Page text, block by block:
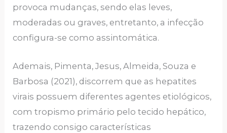
provoca mudanças, sendo elas leves,
moderadas ou graves, entretanto, a infecção
configura-se como assintomática.
Ademais, Pimenta, Jesus, Almeida, Souza e
Barbosa (2021), discorrem que as hepatites
virais possuem diferentes agentes etiológicos,
com tropismo primário pelo tecido hepático,
trazendo consigo características